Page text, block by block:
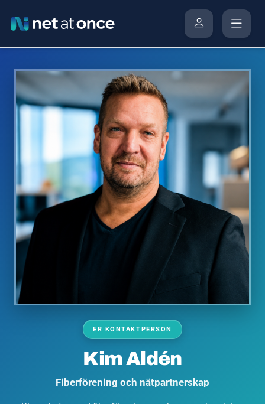
ER KONTAKTPERSON
Kim Aldén
Fiberförening och nätpartnerskap